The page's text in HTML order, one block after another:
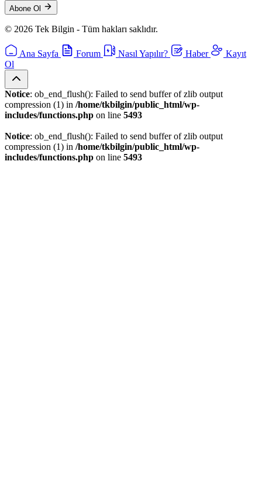
Abone Ol
© 2026 Tek Bilgin - Tüm hakları saklıdır.
Ana Sayfa Forum Nasıl Yapılır? Haber
Kayıt
Ol
Notice: ob_end_flush(): Failed to send buffer of zlib output
compression (1) in /home/tkbilgin/public_html/wp-
includes/functions.php on line 5493
Notice: ob_end_flush(): Failed to send buffer of zlib output
compression (1) in /home/tkbilgin/public_html/wp-
includes/functions.php on line 5493